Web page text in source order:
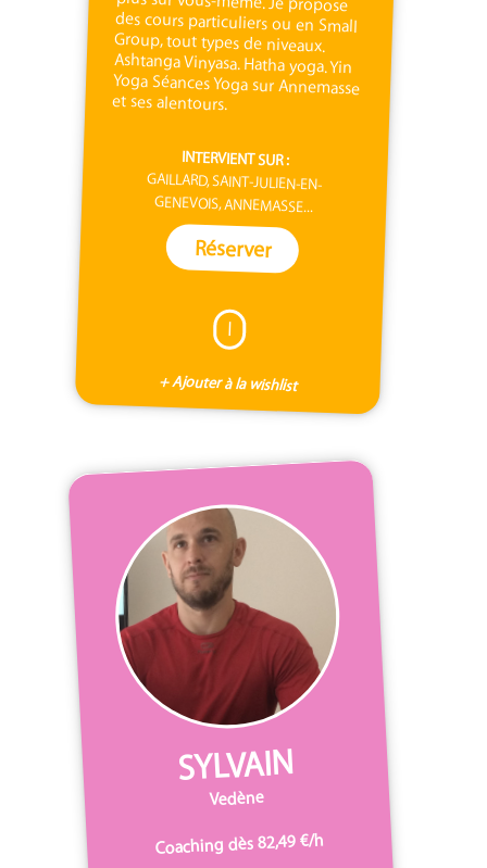
et ses alentours.
INTERVIENT SUR :
GAILLARD, SAINT-JULIEN-EN-
GENEVOIS, ANNEMASSE...
Réserver
I
+ Ajouter à la wishlist
SYLVAIN
Vedène
Coaching dès 82,49 €/h